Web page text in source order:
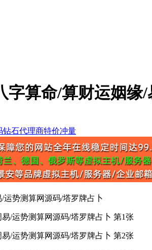
字算命/算财运姻
运势测算网源码/塔罗牌占卜